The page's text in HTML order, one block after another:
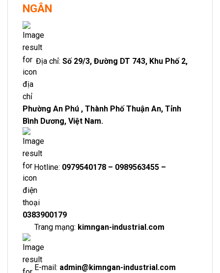
NGÂN
Địa chỉ: Số 29/3, Đường DT 743, Khu Phố 2,
Phường An Phú , Thành Phố Thuận An, Tỉnh
Bình Dương, Việt Nam.
Hotline: 0979540178 – 0989563455 –
0383900179
Trang mạng: kimngan-industrial.com
E-mail: admin@kimngan-industrial.com